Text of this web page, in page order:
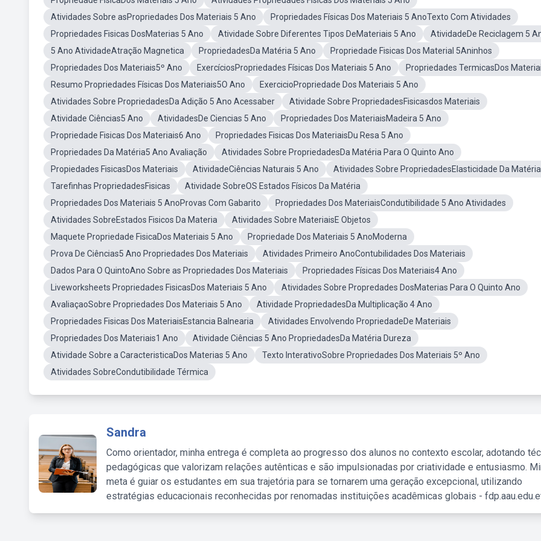
Atividades Sobre asPropriedades Dos Materiais 5 Ano
Propriedades Físicas Dos Materiais 5 AnoTexto Com Atividades
Propriedades Fisicas DosMaterias 5 Ano
Atividade Sobre Diferentes Tipos DeMateriais 5 Ano
AtividadeDe Reciclagem 5
5 Ano AtividadeAtração Magnetica
PropriedadesDa Matéria 5 Ano
Propriedade Fisicas Dos Material 5Aninhos
Propriedades Dos Materiais5º Ano
ExercíciosPropriedades Físicas Dos Materiais 5 Ano
Propriedades TermicasDos
Resumo Propriedades Físicas Dos Materiais5O Ano
ExercicioPropriedade Dos Materiais 5 Ano
Atividades Sobre PropriedadesDa Adição 5 Ano Acessaber
Atividade Sobre PropriedadesFisicasdos Materiais
Atividade Ciências5 Ano
AtividadesDe Ciencias 5 Ano
Propriedades Dos MateriaisMadeira 5 Ano
Propriedade Fisicas Dos Materiais6 Ano
Propriedades Fisicas Dos MateriaisDu Resa 5 Ano
Propriedades Da Matéria5 Ano Avaliação
Atividades Sobre PropriedadesDa Matéria Para O Quinto Ano
Propiedades FisicasDos Materiais
AtividadeCiências Naturais 5 Ano
Atividades Sobre PropriedadesElasticidade Da
Tarefinhas PropriedadesFisicas
Atividade SobreOS Estados Físicos Da Matéria
Propriedades Dos Materiais 5 AnoProvas Com Gabarito
Propriedades Dos MateriaisCondutibilidade 5 Ano Atividades
Atividades SobreEstados Fisicos Da Materia
Atividades Sobre MateriaisE Objetos
Maquete Propriedade FisicaDos Materiais 5 Ano
Propriedade Dos Materiais 5 AnoModerna
Prova De Ciências5 Ano Propriedades Dos Materiais
Atividades Primeiro AnoContubilidades Dos Materiais
Dados Para O QuintoAno Sobre as Propriedades Dos Materiais
Propriedades Físicas Dos Materiais4 Ano
Liveworksheets Propriedades FisicasDos Materiais 5 Ano
Atividades Sobre Propredades DosMaterias Para O Quinto Ano
AvaliaçaoSobre Propriedades Dos Materiais 5 Ano
Atividade PropriedadesDa Multiplicação 4 Ano
Propriedades Fisicas Dos MateriaisEstancia Balnearia
Atividades Envolvendo PropriedadeDe Materiais
Propriedades Dos Materiais1 Ano
Atividade Ciências 5 Ano PropriedadesDa Matéria Dureza
Atividade Sobre a CaracteristicaDos Materias 5 Ano
Texto InterativoSobre Propriedades Dos Materiais 5º Ano
Atividades SobreCondutibilidade Térmica
Sandra
Como orientador, minha entrega é completa ao progresso dos alunos no contexto escolar, adotando
pedagógicas que valorizam relações autênticas e são impulsionadas por criatividade e entusiasmo.
meta é guiar os estudantes em sua trajetória para se tornarem uma geração excepcional, utilizando
estratégias educacionais reconhecidas por renomadas instituições acadêmicas globais -